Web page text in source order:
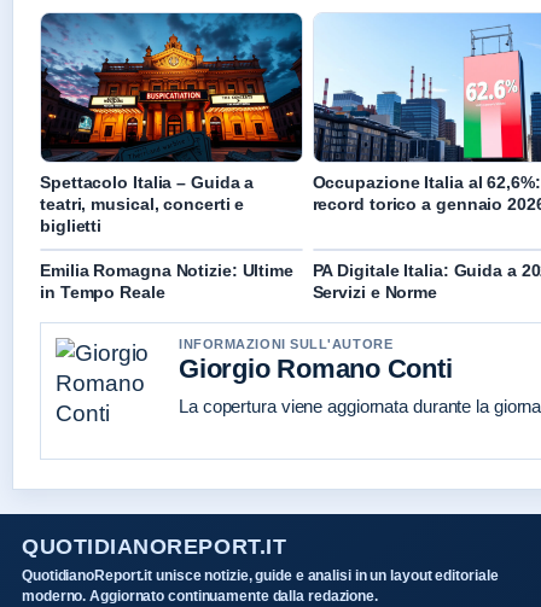
Spettacolo Italia – Guida a
teatri, musical, concerti e
biglietti
Occupazione Italia al 62,6%:
record torico a gennaio
Emilia Romagna Notizie: Ultime
in Tempo Reale
PA Digitale Italia: Guida a
Servizi e Norme
INFORMAZIONI SULL'AUTORE
Giorgio Romano Conti
La copertura viene aggiornata durante la
QUOTIDIANOREPORT.IT
QuotidianoReport.it unisce notizie, guide e analisi in un layout editoriale
moderno. Aggiornato continuamente dalla redazione.